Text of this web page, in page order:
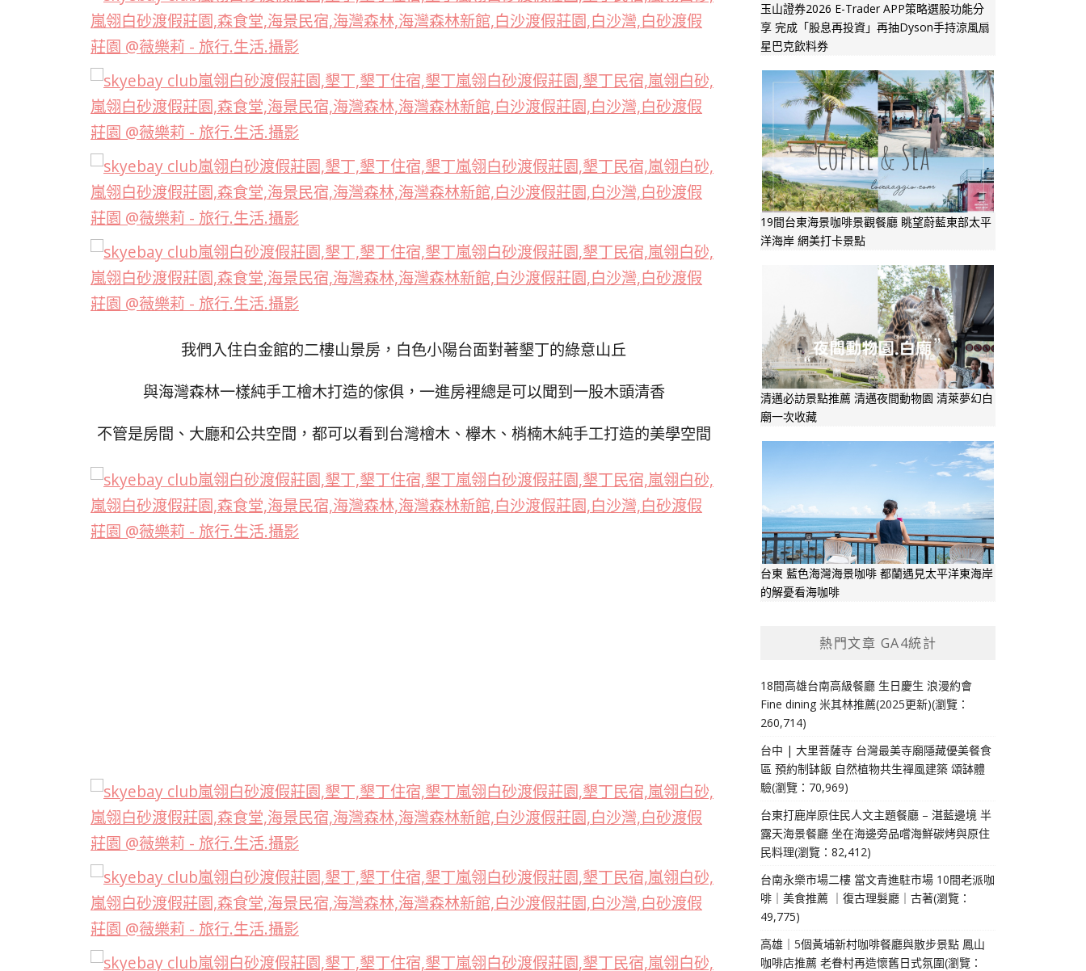
我們入住白金館的二樓山景房，白色小陽台面對著墾丁的綠意山丘
與海灣森林一樣純手工檜木打造的傢俱，一進房裡總是可以聞到一股木頭清香
不管是房間、大廳和公共空間，都可以看到台灣檜木、欅木、梢楠木純手工打造的美學空間
玉山證券2026 E-Trader APP策略選股功能分
享 完成「股息再投資」再抽Dyson手持涼風扇
星巴克飲料券
19間台東海景咖啡景觀餐廳 眺望蔚藍東部太平
洋海岸 網美打卡景點
清邁必訪景點推薦 清邁夜間動物園 清萊夢幻白
廟一次收藏
台東 藍色海灣海景咖啡 都蘭遇見太平洋東海岸
的解憂看海咖啡
熱門文章 GA4統計
18間高雄台南高級餐廳 生日慶生 浪漫約會
Fine dining 米其林推薦(2025更新)(瀏覽：
260,714)
台中 | 大里菩薩寺 台灣最美寺廟隱藏優美餐食
區 預約制缽飯 自然植物共生禪風建築 頌缽體
驗(瀏覽：70,969)
台東打鹿岸原住民人文主題餐廳 – 湛藍邊境 半
露天海景餐廳 坐在海邊旁品嚐海鮮碳烤與原住
民料理(瀏覽：82,412)
台南永樂市場二樓 當文青進駐市場 10間老派咖
啡｜美食推薦 ｜復古理髮廳｜古著(瀏覽：
49,775)
高雄｜5個黃埔新村咖啡餐廳與散步景點 鳳山
咖啡店推薦 老眷村再造懷舊日式氛圍(瀏覽：